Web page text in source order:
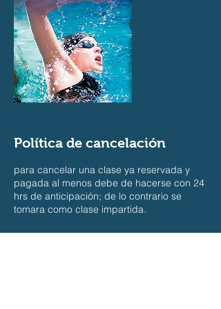
Política de cancelación
para cancelar una clase ya reservada y
pagada al menos debe de hacerse con 24
hrs de anticipación; de lo contrario se
tomara como clase impartida.